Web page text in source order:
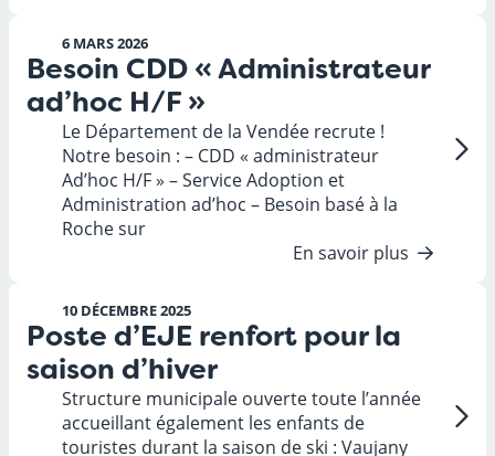
6 MARS 2026
Besoin CDD « Administrateur
ad’hoc H/F »
Le Département de la Vendée recrute !
Notre besoin : – CDD « administrateur
Ad’hoc H/F » – Service Adoption et
Administration ad’hoc – Besoin basé à la
Roche sur
En savoir plus
10 DÉCEMBRE 2025
Poste d’EJE renfort pour la
saison d’hiver
Structure municipale ouverte toute l’année
accueillant également les enfants de
touristes durant la saison de ski : Vaujany